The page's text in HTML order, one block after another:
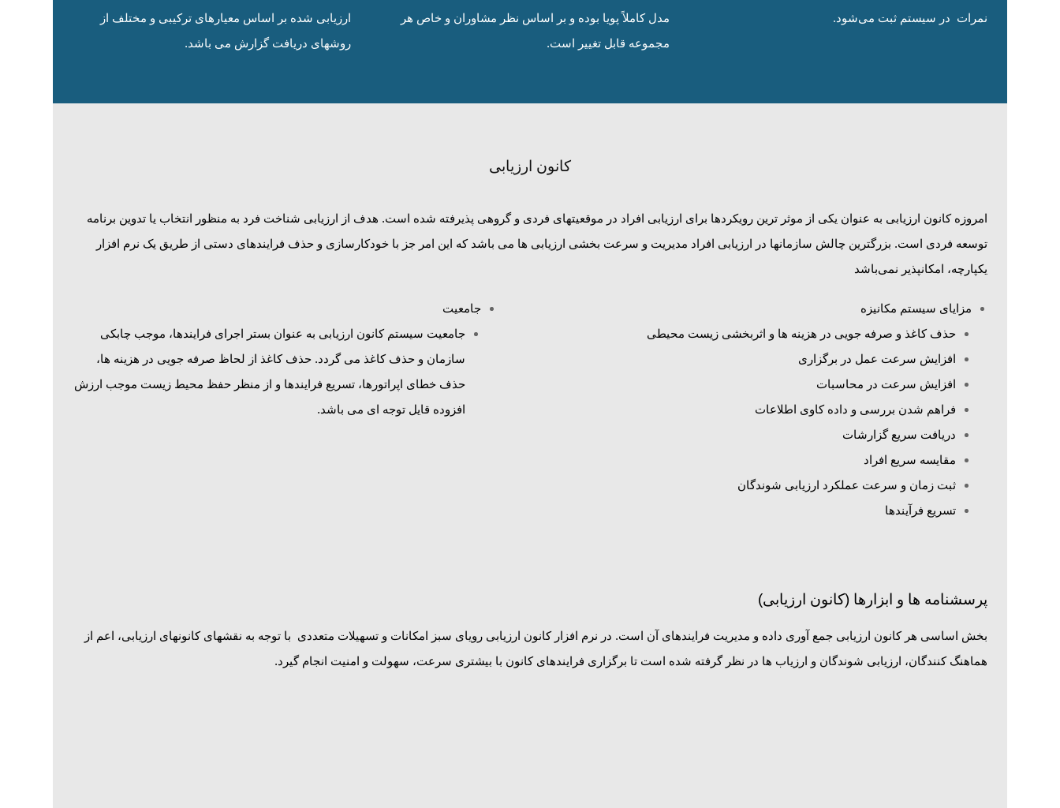
نمرات در سیستم ثبت می‌شود.
مدل کاملاً پویا بوده و بر اساس نظر مشاوران و خاص هر
مجموعه قابل تغییر است.
ارزیابی شده بر اساس معیارهای ترکیبی و مختلف از
روشهای دریافت گزارش می باشد.
کانون ارزیابی
امروزه کانون ارزیابی به عنوان یکی از موثر ترین رویکردها برای ارزیابی افراد در موقعیتهای فردی و گروهی پذیرفته شده است. هدف از ارزیابی شناخت فرد به منظور انتخاب یا تدوین برنامه
توسعه فردی است. بزرگترین چالش سازمانها در ارزیابی افراد مدیریت و سرعت بخشی ارزیابی ها می باشد که این امر جز با خودکارسازی و حذف فرایندهای دستی از طریق یک نرم افزار
یکپارچه، امکانپذیر نمی‌باشد
مزایای سیستم مکانیزه
حذف کاغذ و صرفه جویی در هزینه ها و اثربخشی زیست محیطی
افزایش سرعت عمل در برگزاری
افزایش سرعت در محاسبات
فراهم شدن بررسی و داده کاوی اطلاعات
دریافت سریع گزارشات
مقایسه سریع افراد
ثبت زمان و سرعت عملکرد ارزیابی شوندگان
تسریع فرآیندها
جامعیت
جامعیت سیستم کانون ارزیابی به عنوان بستر اجرای فرایندها، موجب چابکی
سازمان و حذف کاغذ می گردد. حذف کاغذ از لحاظ صرفه جویی در هزینه ها،
حذف خطای اپراتورها، تسریع فرایندها و از منظر حفظ محیط زیست موجب ارزش
افزوده قایل توجه ای می باشد.
پرسشنامه ها و ابزارها (کانون ارزیابی)
بخش اساسی هر کانون ارزیابی جمع آوری داده و مدیریت فرایندهای آن است. در نرم افزار کانون ارزیابی رویای سبز امکانات و تسهیلات متعددی با توجه به نقشهای کانونهای ارزیابی، اعم از
هماهنگ کنندگان، ارزیابی شوندگان و ارزیاب ها در نظر گرفته شده است تا برگزاری فرایندهای کانون با بیشتری سرعت، سهولت و امنیت انجام گیرد.